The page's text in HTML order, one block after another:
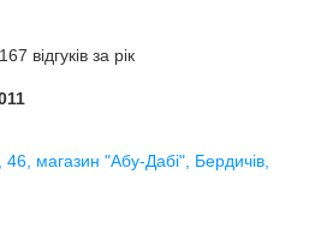
відгуків за рік
магазин "Абу-Дабі", Бердичів,